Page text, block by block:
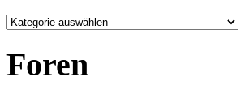
Foren